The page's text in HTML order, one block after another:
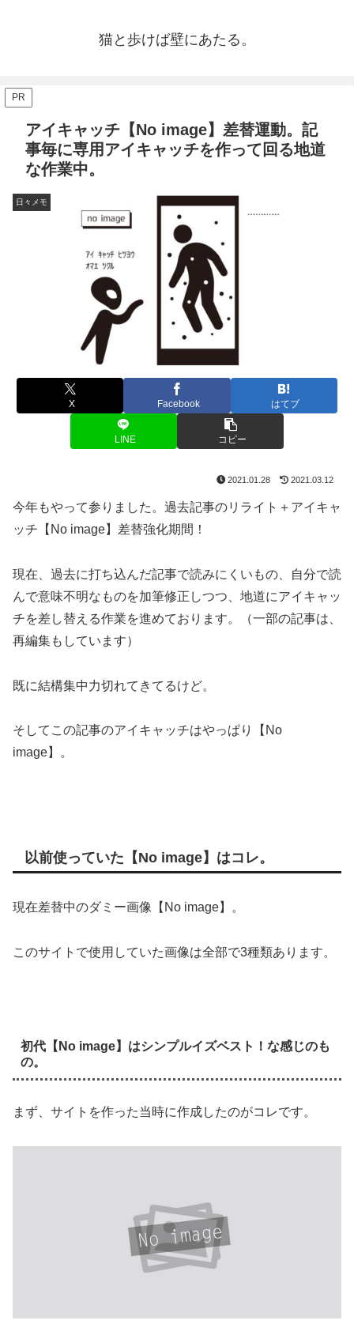
猫と歩けば壁にあたる。
PR
アイキャッチ【No image】差替運動。記
事毎に専用アイキャッチを作って回る地道
な作業中。
日々メモ
X Facebook はてブ
LINE コピー
2021.01.28 2021.03.12
今年もやって参りました。過去記事のリライト＋アイキャ
ッチ【No image】差替強化期間！
現在、過去に打ち込んだ記事で読みにくいもの、自分で読
んで意味不明なものを加筆修正しつつ、地道にアイキャッ
チを差し替える作業を進めております。（一部の記事は、
再編集もしています）
既に結構集中力切れてきてるけど。
そしてこの記事のアイキャッチはやっぱり【No
image】。
以前使っていた【No image】はコレ。
現在差替中のダミー画像【No image】。
このサイトで使用していた画像は全部で3種類あります。
初代【No image】はシンプルイズベスト！な感じのも
の。
まず、サイトを作った当時に作成したのがコレです。